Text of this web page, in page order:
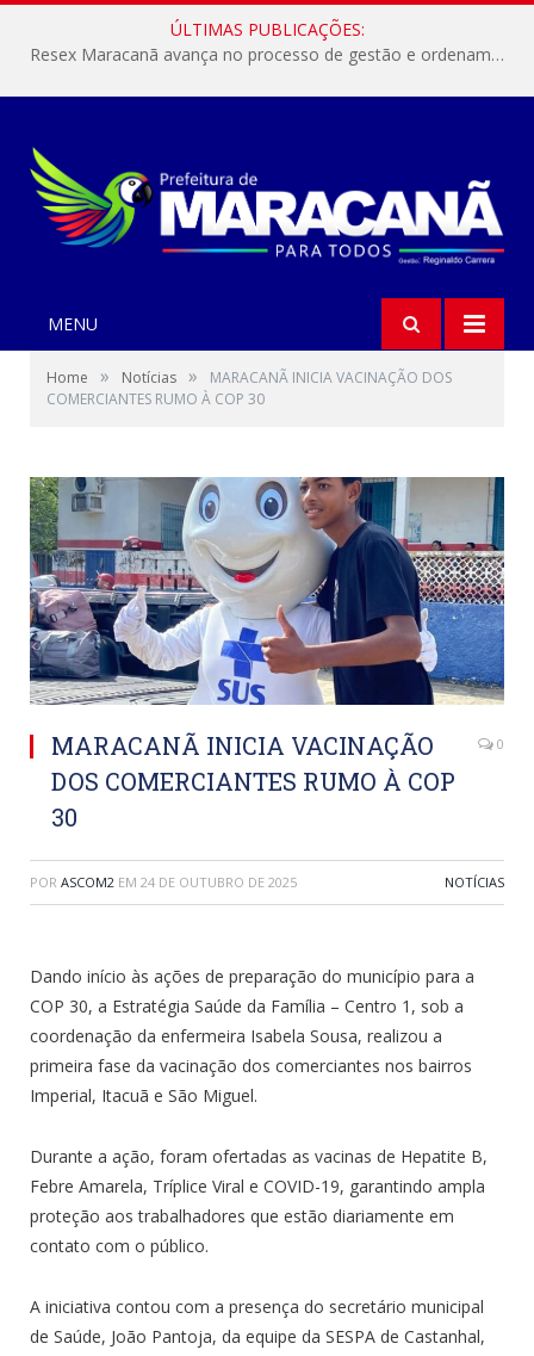
ÚLTIMAS PUBLICAÇÕES:
Resex Maracanã avança no processo de gestão e ordenamento do turismo em nossas áreas protegidas.
MENU
Home » Notícias »
MARACANÃ INICIA VACINAÇÃO DOS
COMERCIANTES RUMO À COP 30
MARACANÃ INICIA VACINAÇÃO
DOS COMERCIANTES RUMO À COP
30
0
POR ASCOM2 EM 24 DE OUTUBRO DE 2025 NOTÍCIAS
Dando início às ações de preparação do município para a
COP 30, a Estratégia Saúde da Família – Centro 1, sob a
coordenação da enfermeira Isabela Sousa, realizou a
primeira fase da vacinação dos comerciantes nos bairros
Imperial, Itacuã e São Miguel.
Durante a ação, foram ofertadas as vacinas de Hepatite B,
Febre Amarela, Tríplice Viral e COVID-19, garantindo ampla
proteção aos trabalhadores que estão diariamente em
contato com o público.
A iniciativa contou com a presença do secretário municipal
de Saúde, João Pantoja, da equipe da SESPA de Castanhal,